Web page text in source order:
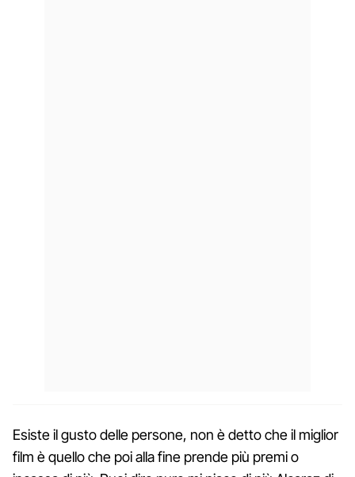
Esiste il gusto delle persone, non è detto che il miglior
film è quello che poi alla fine prende più premi o